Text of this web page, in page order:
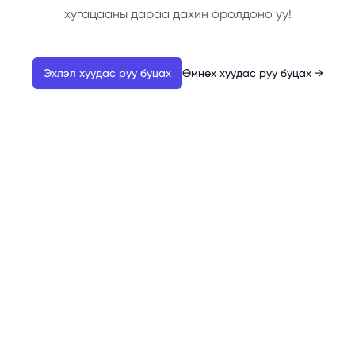
хугацааны дараа дахин оролдоно уу!
Эхлэл хуудас руу буцах Өмнөх хуудас руу буцах →